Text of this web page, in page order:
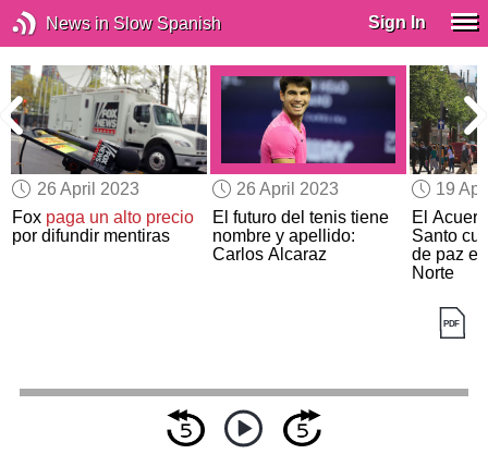
News in Slow Spanish Sign In
26 April 2023
Fox paga un alto precio
por difundir mentiras
26 April 2023
El futuro del tenis tiene
nombre y apellido:
Carlos Alcaraz
19
El
Santo
de paz
Norte